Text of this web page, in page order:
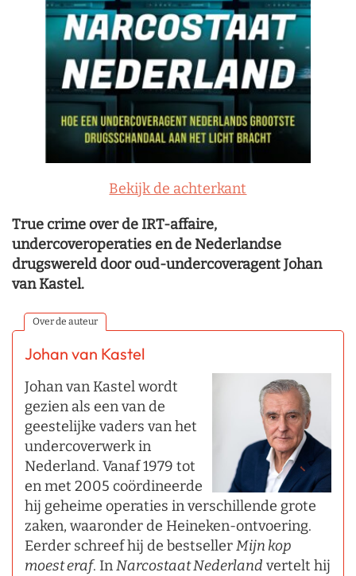
Bekijk de achterkant
True crime over de IRT-affaire,
undercoveroperaties en de Nederlandse
drugswereld door oud-undercoveragent Johan
van Kastel.
Over de auteur
Johan van Kastel
Johan van Kastel wordt
gezien als een van de
geestelijke vaders van het
undercoverwerk in
Nederland. Vanaf 1979 tot
en met 2005 coördineerde
hij geheime operaties in verschillende grote
zaken, waaronder de Heineken-ontvoering.
Eerder schreef hij de bestsellerMijn kop
moest eraf. InNarcostaat Nederland vertelt hij